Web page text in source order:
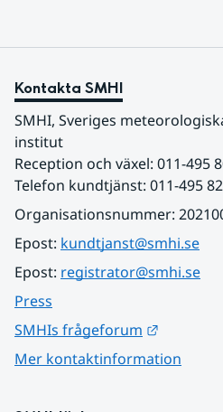
Kontakta SMHI
SMHI, Sveriges
institut
Reception och växel: 011-495
Telefon kundtjänst: 011-495
Organisationsnummer:
Epost: kundtjanst@smhi.se
Epost: registrator@smhi.se
Press
SMHIs frågeforum
Mer kontaktinformation